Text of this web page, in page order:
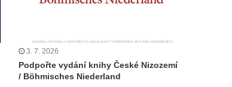
3. 7. 2026
Podpořte vydání knihy České Nizozemí
/ Böhmisches Niederland